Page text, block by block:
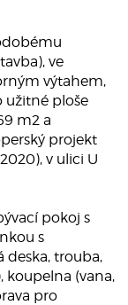
ve
výtahem,
užitné ploše
m2 a
projekt
v ulici U
pokoj s
s
deska, trouba,
koupelna (vana,
pro